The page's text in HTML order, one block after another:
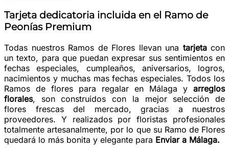
Tarjeta dedicatoria incluida en el Ramo de
Peonías Premium
Todas nuestros Ramos de Flores llevan una tarjetacon
un texto, para que puedan expresar sus sentimientos en
fechas especiales, cumpleaños, aniversarios, logros,
nacimientos y muchas mas fechas especiales. Todos los
Ramos de flores para regalar en Málaga y arreglos
florales, son construidos con la mejor selección de
flores frescas del mercado, gracias a nuestros
proveedores. Y realizados por floristas profesionales
totalmente artesanalmente, por lo que su Ramo de Flores
quedará lo más bonita y elegante para Enviar a Málaga.